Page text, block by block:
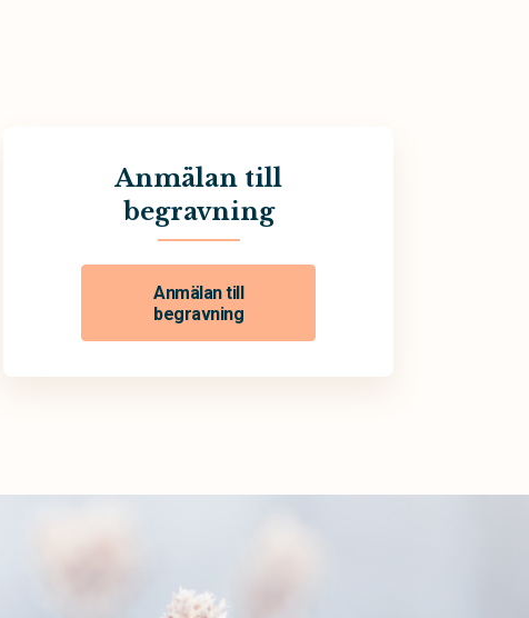
Anmälan till
begravning
Anmälan till
begravning